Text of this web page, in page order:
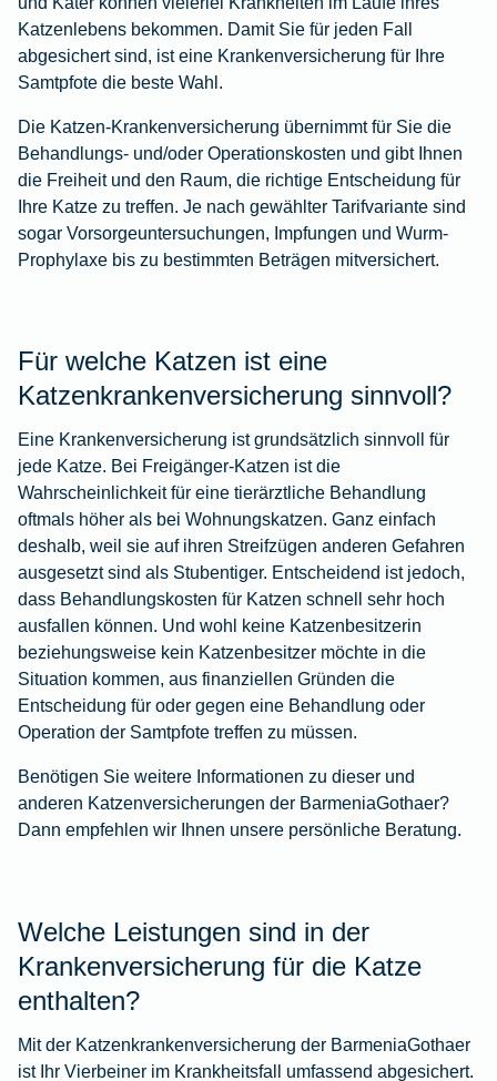
Katzenlebens bekommen. Damit Sie für jeden Fall
abgesichert sind, ist eine Krankenversicherung für Ihre
Samtpfote die beste Wahl.
Die Katzen-Krankenversicherung übernimmt für Sie die
Behandlungs- und/oder Operationskosten und gibt Ihnen
die Freiheit und den Raum, die richtige Entscheidung für
Ihre Katze zu treffen. Je nach gewählter Tarifvariante sind
sogar Vorsorgeuntersuchungen, Impfungen und Wurm-
Prophylaxe bis zu bestimmten Beträgen mitversichert.
Für welche Katzen ist eine
Katzenkrankenversicherung sinnvoll?
Eine Krankenversicherung ist grundsätzlich sinnvoll für
jede Katze. Bei Freigänger-Katzen ist die
Wahrscheinlichkeit für eine tierärztliche Behandlung
oftmals höher als bei Wohnungskatzen. Ganz einfach
deshalb, weil sie auf ihren Streifzügen anderen Gefahren
ausgesetzt sind als Stubentiger. Entscheidend ist jedoch,
dass Behandlungskosten für Katzen schnell sehr hoch
ausfallen können. Und wohl keine Katzenbesitzerin
beziehungsweise kein Katzenbesitzer möchte in die
Situation kommen, aus finanziellen Gründen die
Entscheidung für oder gegen eine Behandlung oder
Operation der Samtpfote treffen zu müssen.
Benötigen Sie weitere Informationen zu dieser und
anderen Katzenversicherungen der BarmeniaGothaer?
Dann empfehlen wir Ihnen unsere persönliche Beratung.
Welche Leistungen sind in der
Krankenversicherung für die Katze
enthalten?
Mit der Katzenkrankenversicherung der BarmeniaGothaer
ist Ihr Vierbeiner im Krankheitsfall umfassend abgesichert.